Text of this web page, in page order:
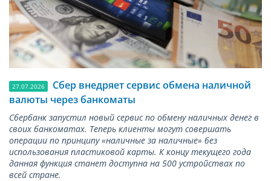
27.07.2026
Сбер внедряет сервис обмена наличной
валюты через банкоматы
Сбербанк запустил новый сервис по обмену наличных денег в
своих банкоматах. Теперь клиенты могут совершать
операции по принципу «наличные за наличные» без
использования пластиковой карты. К концу текущего года
данная функция станет доступна на 500 устройствах по
всей стране.